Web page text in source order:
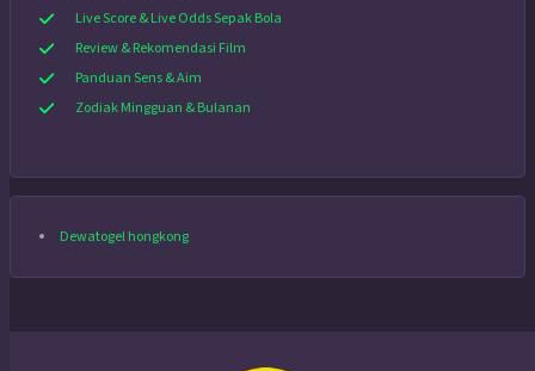
Live Score & Live Odds Sepak Bola
Review & Rekomendasi Film
Panduan Sens & Aim
Zodiak Mingguan & Bulanan
Dewatogel hongkong